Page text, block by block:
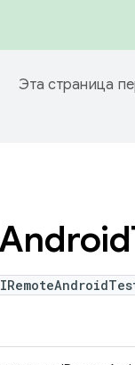
Эта страница
Android